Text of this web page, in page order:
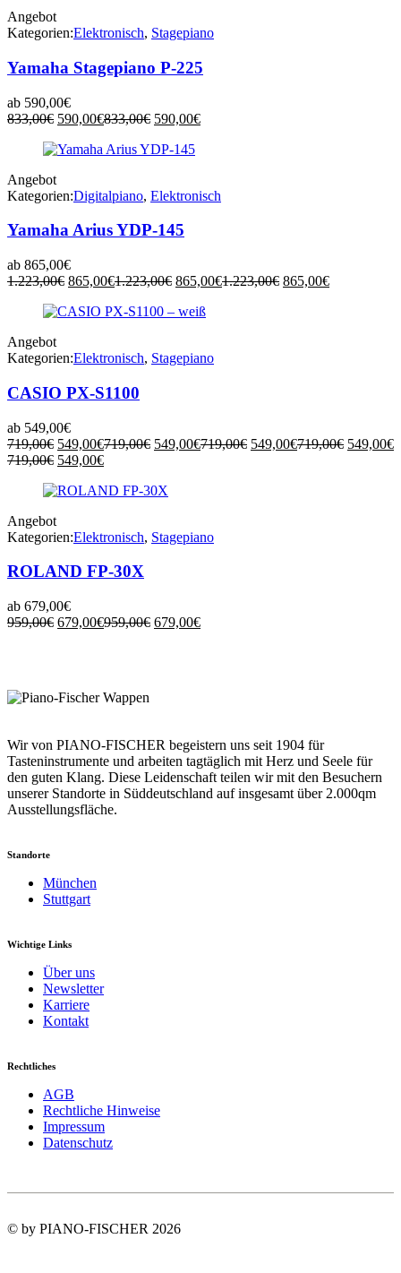
Angebot
Kategorien:Elektronisch, Stagepiano
Yamaha Stagepiano P-225
ab 590,00€
833,00€ Ursprünglicher
war:
590,00€Aktueller
ist:
833,00€ Ursprünglicher
war:
590,00€Aktueller
Angebot
Kategorien:Digitalpiano, Elektronisch
Yamaha Arius YDP-145
ab 865,00€
1.223,00€ Ursprünglicher
war:
865,00€Aktueller
ist:
1.223,00€ Ursprünglicher
war:
865,00€Aktueller
1.223,00€ Ursprünglicher
865,00€Aktueller
Angebot
Kategorien:Elektronisch, Stagepiano
CASIO PX-S1100
ab 549,00€
719,00€ Ursprünglicher
Preis
719,00€
549,00€Aktueller
Preis
549,00€.
719,00€ Ursprünglicher
719,00€
549,00€Aktueller
719,00€ Ursprünglicher
549,00€Aktueller
719,00€ 549,00€
Aktueller
719,00€ Ursprünglicher
war:
549,00€Aktueller
ist:
Angebot
Kategorien:Elektronisch, Stagepiano
ROLAND FP-30X
ab 679,00€
959,00€ Ursprünglicher
679,00€Aktueller
959,00€ Ursprünglicher
679,00€Aktueller
Wir von PIANO-FISCHER begeistern uns seit 1904 für
Tasteninstrumente und arbeiten tagtäglich mit Herz und Seele für
den guten Klang. Diese Leidenschaft teilen wir mit den Besuchern
unserer Standorte in Süddeutschland auf insgesamt über 2.000qm
Ausstellungsfläche.
Standorte
München
Stuttgart
Wichtige Links
Über uns
Newsletter
Karriere
Kontakt
Rechtliches
AGB
Rechtliche Hinweise
Impressum
Datenschutz
© by PIANO-FISCHER 2026